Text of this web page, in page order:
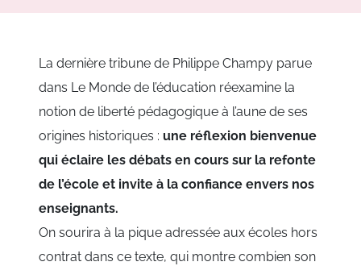
La dernière tribune de Philippe Champy parue
dans Le Monde de l’éducation réexamine la
notion de liberté pédagogique à l’aune de ses
origines historiques : une réflexion bienvenue
qui éclaire les débats en cours sur la refonte
de l’école et invite à la confiance envers nos
enseignants.
On sourira à la pique adressée aux écoles hors
contrat dans ce texte, qui montre combien son